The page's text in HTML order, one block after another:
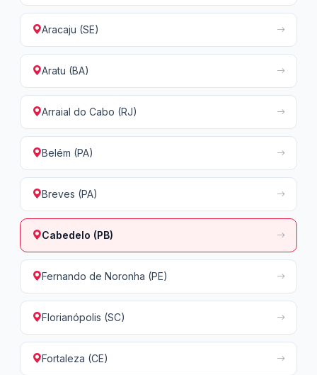
Aracaju (SE)
Aratu (BA)
Arraial do Cabo (RJ)
Belém (PA)
Breves (PA)
Cabedelo (PB)
Fernando de Noronha (PE)
Florianópolis (SC)
Fortaleza (CE)